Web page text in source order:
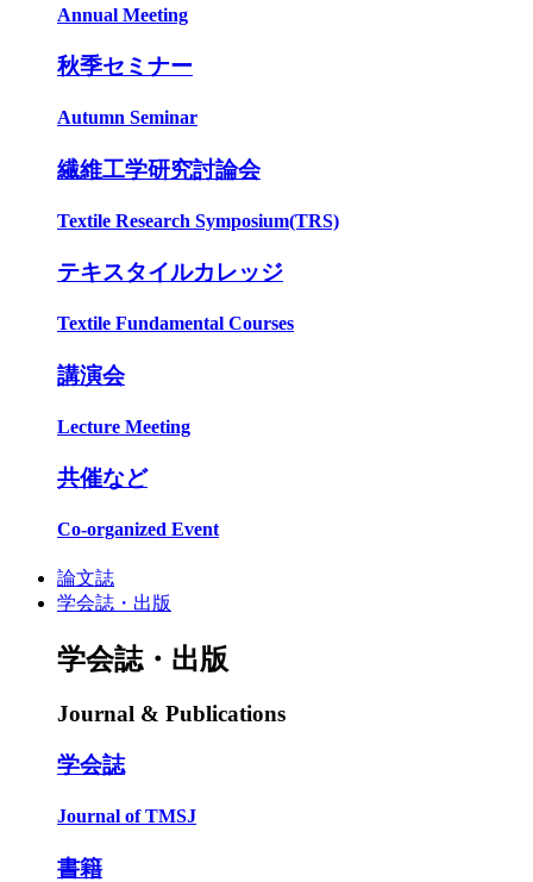
Annual Meeting
秋季セミナー
Autumn Seminar
繊維工学研究討論会
Textile Research Symposium(TRS)
テキスタイルカレッジ
Textile Fundamental Courses
講演会
Lecture Meeting
共催など
Co-organized Event
論文誌
学会誌・出版
学会誌・出版
Journal & Publications
学会誌
Journal of TMSJ
書籍